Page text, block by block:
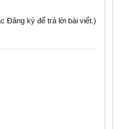
Đăng ký để trả lời bài viết.)